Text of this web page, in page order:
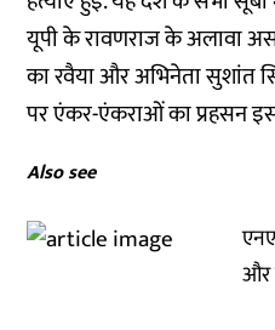
यूपी के रावणराज के अलावा
का रवैया और अभिनेता सुशांत
पर एंकर-एंकराओं का प्रहसन
Also see
और